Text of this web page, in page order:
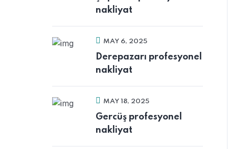
nakliyat
MAY 6, 2025
Derepazarı profesyonel
nakliyat
MAY 18, 2025
Gercüş profesyonel
nakliyat